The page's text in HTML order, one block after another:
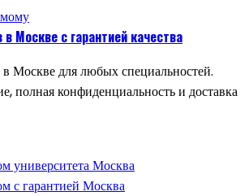
Москве с гарантией качества
Москве для любых специальностей.
полная конфиденциальность и доставка
университета Москва
с гарантией Москва